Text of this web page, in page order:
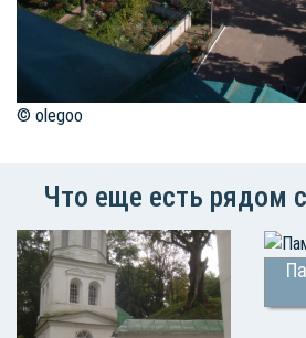
© olegoo
Что еще есть рядом